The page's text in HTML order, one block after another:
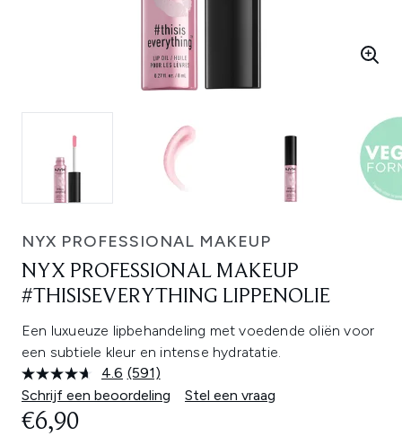
NYX PROFESSIONAL MAKEUP
NYX PROFESSIONAL MAKEUP
#THISISEVERYTHING LIPPENOLIE
Een luxueuze lipbehandeling met voedende oliën voor
een subtiele kleur en intense hydratatie.
4.6 Lees
591
beoordelingen.
(591)
Schrijf een beoordeling
Stel een vraag
€6,90